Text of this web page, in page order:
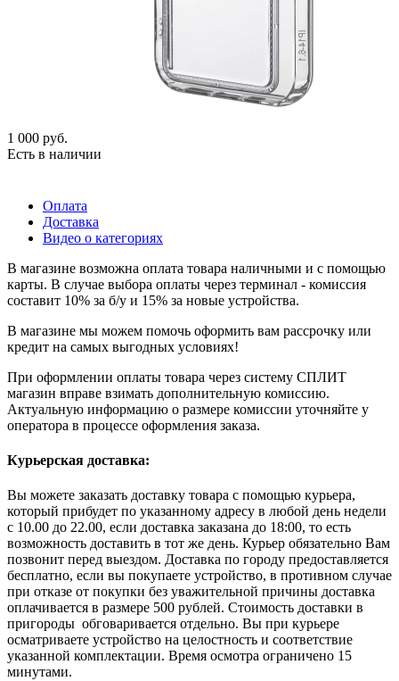
1 000 руб.
Есть в наличии
Оплата
Доставка
Видео о категориях
В магазине возможна оплата товара наличными и с помощью
карты. В случае выбора оплаты через терминал - комиссия
составит 10% за б/у и 15% за новые устройства.
В магазине мы можем помочь оформить вам рассрочку или
кредит на самых выгодных условиях!
При оформлении оплаты товара через систему СПЛИТ
магазин вправе взимать дополнительную комиссию.
Актуальную информацию о размере комиссии уточняйте у
оператора в процессе оформления заказа.
Курьерская доставка:
Вы можете заказать доставку товара с помощью курьера,
который прибудет по указанному адресу в любой день недели
с 10.00 до 22.00, если доставка заказана до 18:00, то есть
возможность доставить в тот же день. Курьер обязательно Вам
позвонит перед выездом. Доставка по городу предоставляется
бесплатно, если вы покупаете устройство, в противном случае
при отказе от покупки без уважительной причины доставка
оплачивается в размере 500 рублей. Стоимость доставки в
пригороды обговаривается отдельно. Вы при курьере
осматриваете устройство на целостность и соответствие
указанной комплектации. Время осмотра ограничено 15
минутами.